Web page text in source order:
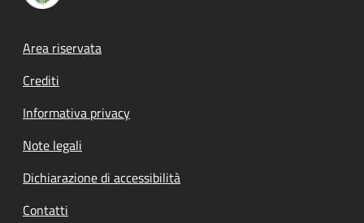
Footer menu
Area riservata
Crediti
Informativa privacy
Note legali
Dichiarazione di accessibilità
Contatti